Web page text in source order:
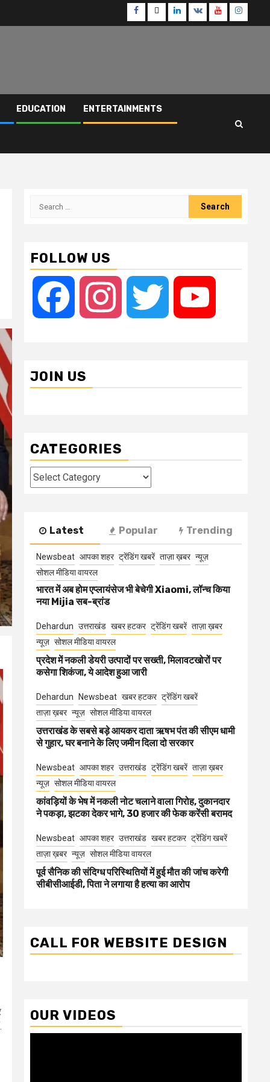
Facebook
TwitterLinkedin
VK Youtube
EDUCATION ENTERTAINMENTS
Search
FOLLOW US
Facebook Instagram Twitter
JOIN US
CATEGORIES
Categories
Latest Popular Trending
Newsbeat आपका शहर ट्रेंडिंग खबरें ताज़ा ख़बर न्यूज़
सोशल मीडिया वायरल
भारत में अब होम एप्लायंसेज भी बेचेगी Xiaomi, लॉन्च किया
नया Mijia सब-ब्रांड
Dehardun उत्तराखंड खबर हटकर ट्रेंडिंग खबरें ताज़ा ख़बर
न्यूज़ सोशल मीडिया वायरल
प्रदेश में नकली डेयरी उत्पादों पर सख्ती, मिलावटखोरों पर
कसेगा शिकंजा, ये आदेश हुआ जारी
Dehardun Newsbeat खबर हटकर ट्रेंडिंग खबरें
ताज़ा ख़बर न्यूज़ सोशल मीडिया वायरल
उत्तराखंड के सबसे बड़े आयकर दाता ऋषभ पंत की सीएम धामी
से गुहार, घर बनाने के लिए जमीन दिला दो सरकार
Newsbeat आपका शहर उत्तराखंड ट्रेंडिंग खबरें ताज़ा ख़बर
न्यूज़ सोशल मीडिया वायरल
कांवड़ियों के भेष में नकली नोट चलाने वाला गिरोह, दुकानदार
ने पकड़ा, झटका देकर भागे, 30 हजार की फेक करेंसी बरामद
Newsbeat आपका शहर उत्तराखंड खबर हटकर ट्रेंडिंग खबरें
ताज़ा ख़बर न्यूज़ सोशल मीडिया वायरल
पूर्व सैनिक की संदिग्ध परिस्थितियों में हुई मौत की जांच करेगी
सीबीसीआईडी, पिता ने लगाया है हत्या का आरोप
CALL FOR WEBSITE DESIGN
OUR VIDEOS